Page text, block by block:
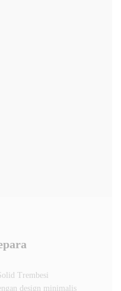
Trembesi
design minimalis